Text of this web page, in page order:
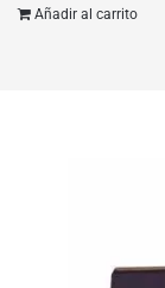
Añadir al carrito